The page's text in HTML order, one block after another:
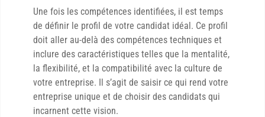
Une fois les compétences identifiées, il est temps
de définir le profil de votre candidat idéal. Ce profil
doit aller au-delà des compétences techniques et
inclure des caractéristiques telles que la mentalité,
la flexibilité, et la compatibilité avec la culture de
votre entreprise. Il s’agit de saisir ce qui rend votre
entreprise unique et de choisir des candidats qui
incarnent cette vision.